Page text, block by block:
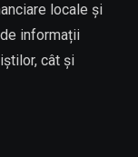
locale și
informații
cât și